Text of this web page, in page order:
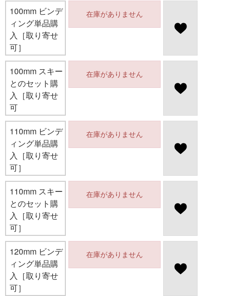
100mm ビンデ
ィング単品購
入［取り寄せ
可］
在庫がありません
100mm スキー
とのセット購
入［取り寄せ
可
在庫がありません
110mm ビンデ
ィング単品購
入［取り寄せ
可］
在庫がありません
110mm スキー
とのセット購
入［取り寄せ
可］
在庫がありません
120mm ビンデ
ィング単品購
入［取り寄せ
可］
在庫がありません